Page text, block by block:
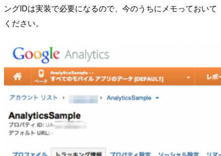
ングIDは実装で必要になるので、今のうちにメモっておいて
ください。